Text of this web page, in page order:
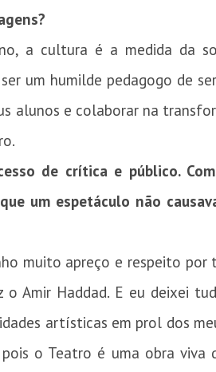
a cultura é a medida da
um humilde pedagogo de
alunos e colaborar na
de crítica e público.
um espetáculo não
muito apreço e respeito por
Amir Haddad. E eu deixei
artísticas em prol dos
o Teatro é uma obra viva